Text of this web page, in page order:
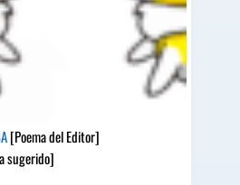
[Poema del Editor]
sugerido]